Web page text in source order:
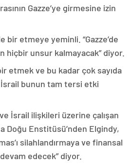
Gazze’ye girmesine izin
bir etmeye yeminli. “Gazze’de
unsur kalmayacak” diyor.
etmek ve bu kadar çok sayıda
bunun tam tersi etki
İsrail ilişkileri üzerine çalışan
Doğu Enstitüsü’nden Elgindy,
silahlandırmaya ve finansal
edecek” diyor.